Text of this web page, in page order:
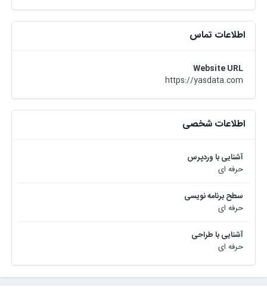
اطلاعات تماس
Website URL
https://yasdata.com
اطلاعات شخصی
آشنایی با وردپرس
حرفه ای
سطح برنامه نویسی
حرفه ای
آشنایی با طراحی
حرفه ای